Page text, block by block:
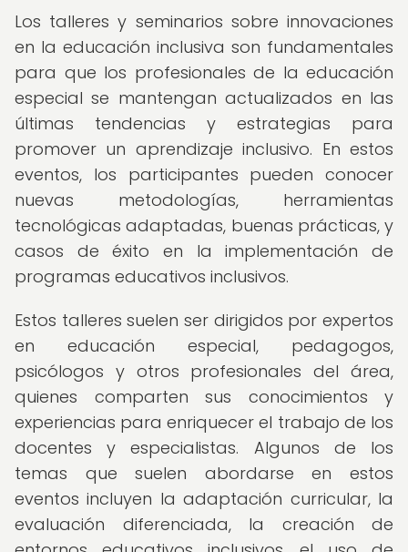
Los talleres y seminarios sobre innovaciones
en la educación inclusiva son fundamentales
para que los profesionales de la educación
especial se mantengan actualizados en las
últimas tendencias y estrategias para
promover un aprendizaje inclusivo. En estos
eventos, los participantes pueden conocer
nuevas metodologías, herramientas
tecnológicas adaptadas, buenas prácticas, y
casos de éxito en la implementación de
programas educativos inclusivos.
Estos talleres suelen ser dirigidos por expertos
en educación especial, pedagogos,
psicólogos y otros profesionales del área,
quienes comparten sus conocimientos y
experiencias para enriquecer el trabajo de los
docentes y especialistas. Algunos de los
temas que suelen abordarse en estos
eventos incluyen la adaptación curricular, la
evaluación diferenciada, la creación de